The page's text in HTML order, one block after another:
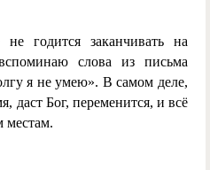
годится заканчивать на
слова из письма
я не умею». В самом деле,
даст Бог, переменится, и всё
местам.